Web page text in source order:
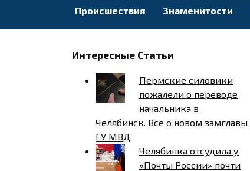
Происшествия Знаменитости
Интересные Статьи
Пермские силовики
пожалели о переводе
начальника в
Челябинск. Все о новом замглавы
ГУ МВД
Челябинка отсудила у
«Почты России» почти